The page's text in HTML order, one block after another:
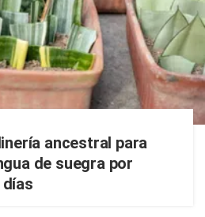
ancestral para
de suegra por